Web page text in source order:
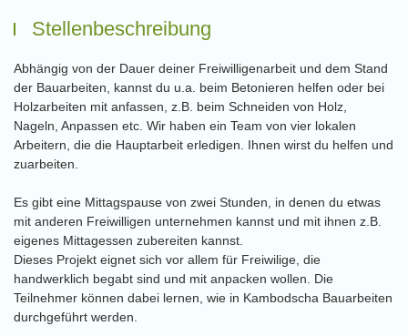
Stellenbeschreibung
Abhängig von der Dauer deiner Freiwilligenarbeit und dem Stand
der Bauarbeiten, kannst du u.a. beim Betonieren helfen oder bei
Holzarbeiten mit anfassen, z.B. beim Schneiden von Holz,
Nageln, Anpassen etc. Wir haben ein Team von vier lokalen
Arbeitern, die die Hauptarbeit erledigen. Ihnen wirst du helfen und
zuarbeiten.
Es gibt eine Mittagspause von zwei Stunden, in denen du etwas
mit anderen Freiwilligen unternehmen kannst und mit ihnen z.B.
eigenes Mittagessen zubereiten kannst.
Dieses Projekt eignet sich vor allem für Freiwilige, die
handwerklich begabt sind und mit anpacken wollen. Die
Teilnehmer können dabei lernen, wie in Kambodscha Bauarbeiten
durchgeführt werden.